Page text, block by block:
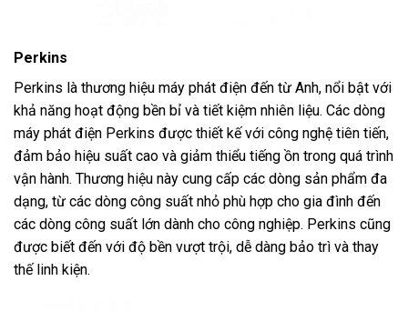
Perkins
Perkins là thương hiệu máy phát điện đến từ Anh, nổi bật với
khả năng hoạt động bền bỉ và tiết kiệm nhiên liệu. Các dòng
máy phát điện Perkins được thiết kế với công nghệ tiên tiến,
đảm bảo hiệu suất cao và giảm thiểu tiếng ồn trong quá trình
vận hành. Thương hiệu này cung cấp các dòng sản phẩm đa
dạng, từ các dòng công suất nhỏ phù hợp cho gia đình đến
các dòng công suất lớn dành cho công nghiệp. Perkins cũng
được biết đến với độ bền vượt trội, dễ dàng bảo trì và thay
thế linh kiện.